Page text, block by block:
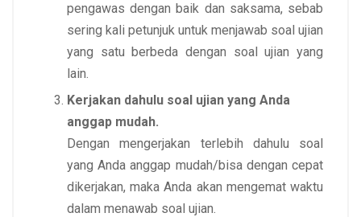
pengawas dengan baik dan saksama, sebab
sering kali petunjuk untuk menjawab soal ujian
yang satu berbeda dengan soal ujian yang
lain.
Kerjakan dahulu soal ujian yang Anda
anggap mudah.
Dengan mengerjakan terlebih dahulu soal
yang Anda anggap mudah/bisa dengan cepat
dikerjakan, maka Anda akan mengemat waktu
dalam menawab soal ujian.